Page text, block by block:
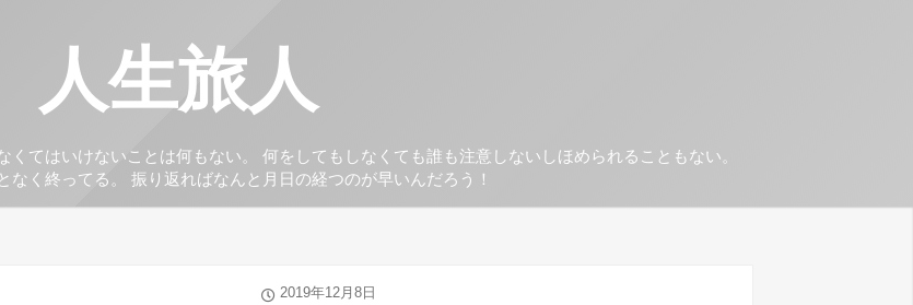
人生旅人
てはいけないことは何もない。 何をしてもしなくても誰も注意しないしほめられることもない。
なく終ってる。 振り返ればなんと月日の経つのが早いんだろう！
2019年12月8日